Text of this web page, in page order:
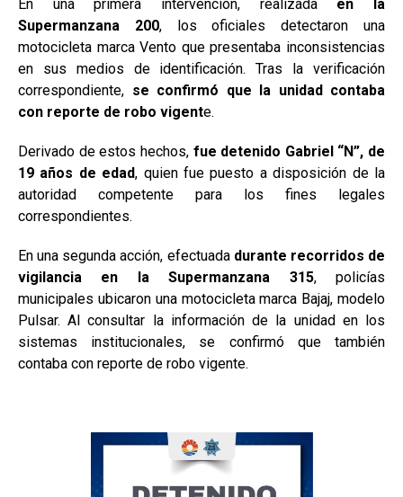
En una primera intervención, realizada en la
Supermanzana 200, los oficiales detectaron una
motocicleta marca Vento que presentaba inconsistencias
en sus medios de identificación. Tras la verificación
correspondiente, se confirmó que la unidad contaba
con reporte de robo vigente.
Derivado de estos hechos, fue detenido Gabriel “N”, de
19 años de edad, quien fue puesto a disposición de la
autoridad competente para los fines legales
correspondientes.
En una segunda acción, efectuada durante recorridos de
vigilancia en la Supermanzana 315, policías
municipales ubicaron una motocicleta marca Bajaj, modelo
Pulsar. Al consultar la información de la unidad en los
sistemas institucionales, se confirmó que también
contaba con reporte de robo vigente.